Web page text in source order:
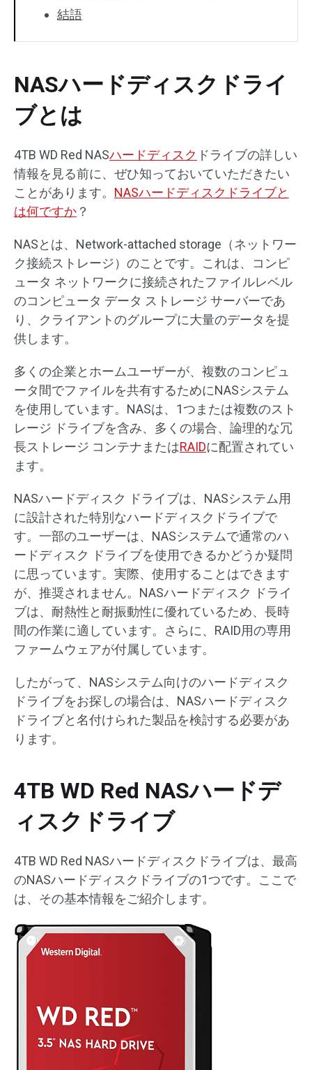
結語
NASハードディスクドライ
ブとは
4TB WD Red NASハードディスク ドライブの詳しい
情報を見る前に、ぜひ知っておいていただきたい
ことがあります。 NASハードディスクドライブと
は何ですか ？
NASとは、Network-attached storage（ネットワー
ク接続ストレージ）のことです。これは、コンピ
ュータ ネットワークに接続されたファイルレベル
のコンピュータ データ ストレージ サーバーであ
り、クライアントのグループに大量のデータを提
供します。
多くの企業とホームユーザーが、複数のコンピュ
ータ間でファイルを共有するためにNASシステム
を使用しています。NASは、1つまたは複数のスト
レージ ドライブを含み、多くの場合、論理的な冗
長ストレージ コンテナまたはRAIDに配置されてい
ます。
NASハードディスク ドライブは、NASシステム用
に設計された特別なハードディスクドライブで
す。一部のユーザーは、NASシステムで通常のハ
ードディスク ドライブを使用できるかどうか疑問
に思っています。実際、使用することはできます
が、推奨されません。NASハードディスク ドライ
ブは、耐熱性と耐振動性に優れているため、長時
間の作業に適しています。さらに、RAID用の専用
ファームウェアが付属しています。
したがって、NASシステム向けのハードディスク
ドライブをお探しの場合は、NASハードディスク
ドライブと名付けられた製品を検討する必要があ
ります。
4TB WD Red NASハードデ
ィスクドライブ
4TB WD Red NASハードディスクドライブは、最高
のNASハードディスクドライブの1つです。ここで
は、その基本情報をご紹介します。